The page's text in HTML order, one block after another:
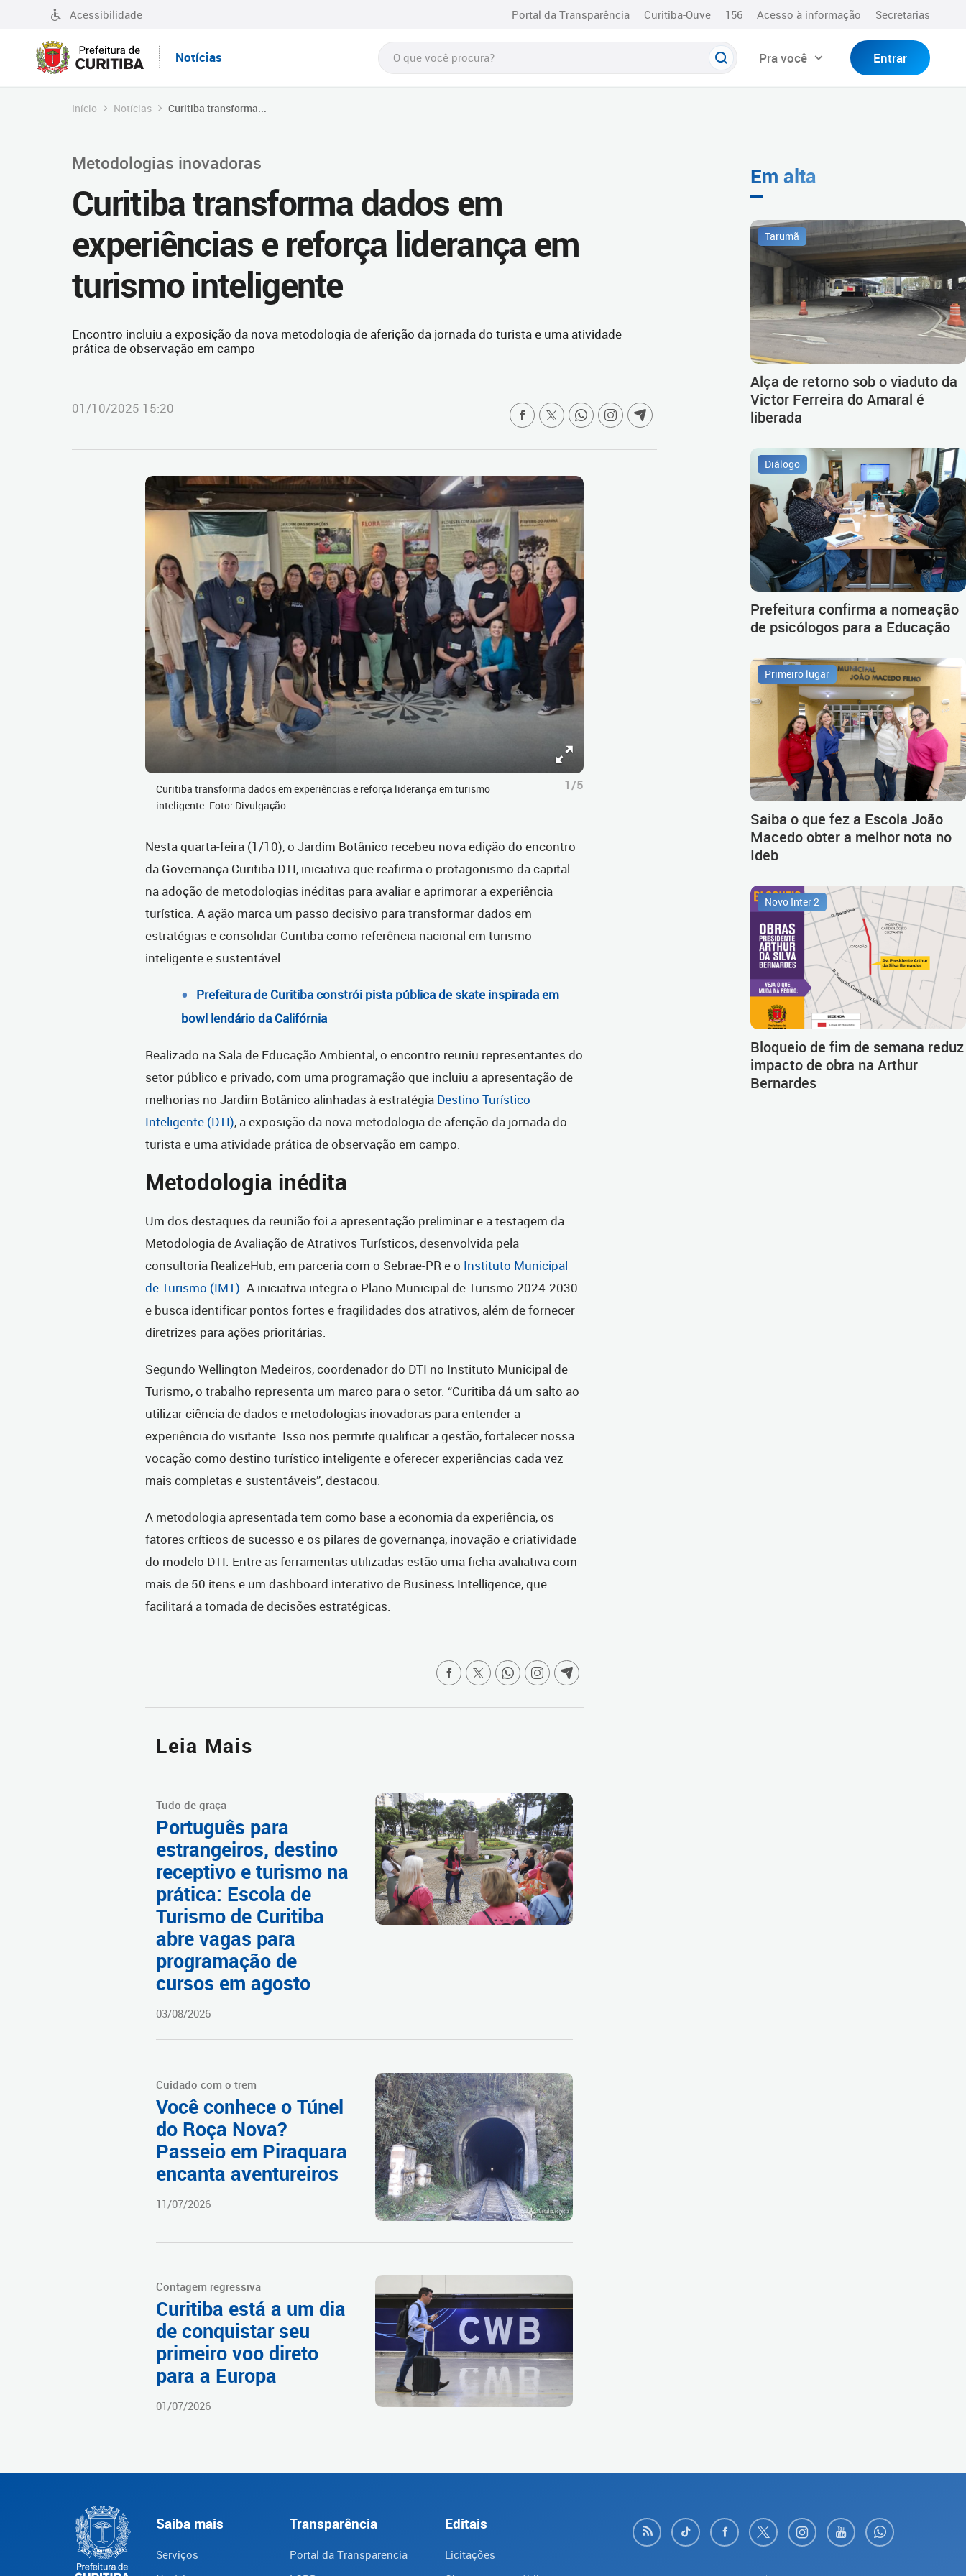
Acessibilidade Portal da Transparência Curitiba-Ouve 156 Acesso à informação Secretarias
Notícias Pra você Entrar
Início Notícias Curitiba transforma...
Metodologias inovadoras
Curitiba transforma dados em
experiências e reforça liderança em
turismo inteligente
Encontro incluiu a exposição da nova metodologia de aferição da jornada do turista e uma atividade
prática de observação em campo
01/10/2025 15:20
Curitiba transforma dados em experiências e reforça liderança em turismo
inteligente. Foto: Divulgação
1/5
Nesta quarta-feira (1/10), o Jardim Botânico recebeu nova edição do encontro
da Governança Curitiba DTI, iniciativa que reafirma o protagonismo da capital
na adoção de metodologias inéditas para avaliar e aprimorar a experiência
turística. A ação marca um passo decisivo para transformar dados em
estratégias e consolidar Curitiba como referência nacional em turismo
inteligente e sustentável.
Prefeitura de Curitiba constrói pista pública de skate inspirada em
bowl lendário da Califórnia
Realizado na Sala de Educação Ambiental, o encontro reuniu representantes do
setor público e privado, com uma programação que incluiu a apresentação de
melhorias no Jardim Botânico alinhadas à estratégia Destino Turístico
Inteligente (DTI), a exposição da nova metodologia de aferição da jornada do
turista e uma atividade prática de observação em campo.
Metodologia inédita
Um dos destaques da reunião foi a apresentação preliminar e a testagem da
Metodologia de Avaliação de Atrativos Turísticos, desenvolvida pela
consultoria RealizeHub, em parceria com o Sebrae-PR e o Instituto Municipal
de Turismo (IMT). A iniciativa integra o Plano Municipal de Turismo 2024-2030
e busca identificar pontos fortes e fragilidades dos atrativos, além de fornecer
diretrizes para ações prioritárias.
Segundo Wellington Medeiros, coordenador do DTI no Instituto Municipal de
Turismo, o trabalho representa um marco para o setor. “Curitiba dá um salto ao
utilizar ciência de dados e metodologias inovadoras para entender a
experiência do visitante. Isso nos permite qualificar a gestão, fortalecer nossa
vocação como destino turístico inteligente e oferecer experiências cada vez
mais completas e sustentáveis”, destacou.
A metodologia apresentada tem como base a economia da experiência, os
fatores críticos de sucesso e os pilares de governança, inovação e criatividade
do modelo DTI. Entre as ferramentas utilizadas estão uma ficha avaliativa com
mais de 50 itens e um dashboard interativo de Business Intelligence, que
facilitará a tomada de decisões estratégicas.
Leia Mais
Tudo de graça
Português para
estrangeiros, destino
receptivo e turismo na
prática: Escola de
Turismo de Curitiba
abre vagas para
programação de
cursos em agosto
03/08/2026
Cuidado com o trem
Você conhece o Túnel
do Roça Nova?
Passeio em Piraquara
encanta aventureiros
11/07/2026
Contagem regressiva
Curitiba está a um dia
de conquistar seu
primeiro voo direto
para a Europa
01/07/2026
Em alta
Tarumã
Alça de retorno sob o viaduto da
Victor Ferreira do Amaral é
liberada
Diálogo
Prefeitura confirma a nomeação
de psicólogos para a Educação
Primeiro lugar
Saiba o que fez a Escola João
Macedo obter a melhor nota no
Ideb
Novo Inter 2
Bloqueio de fim de semana reduz
impacto de obra na Arthur
Bernardes
Saiba mais
Serviços
Transparência
Portal da Transparencia
Editais
Licitações